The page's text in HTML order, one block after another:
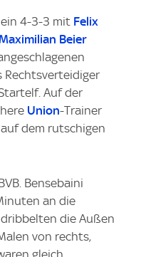
4-3-3 mit Felix
Beier
Rechtsverteidiger
Auf der
Union-Trainer
dem rutschigen
Bensebaini
an die
die Außen
von rechts,
gleich